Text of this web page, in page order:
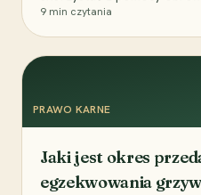
9 min czytania
PRAWO KARNE
Jaki jest okres
egzekwowania